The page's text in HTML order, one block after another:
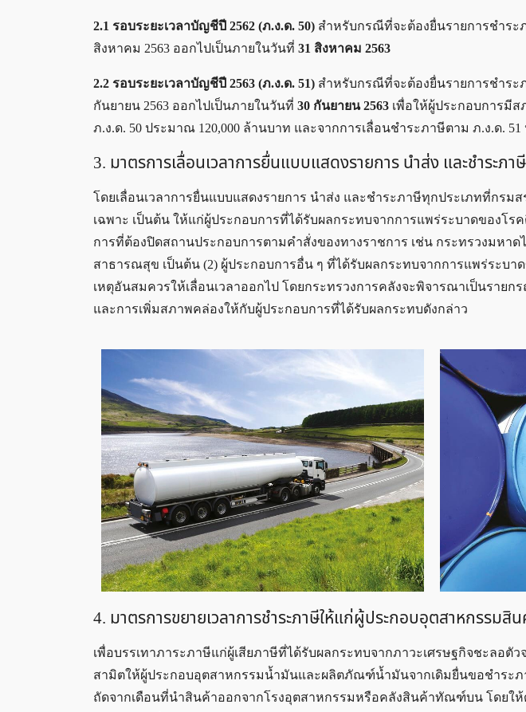
2.1 รอบระยะเวลาบัญชีปี 2562 (ภ.ง.ด. 50) สำหรับกรณีที่จะต้องยื่นรายการชำระ
สิงหาคม 2563 ออกไปเป็นภายในวันที่ 31 สิงหาคม 2563
2.2 รอบระยะเวลาบัญชีปี 2563 (ภ.ง.ด. 51) สำหรับกรณีที่จะต้องยื่นรายการชำระ
กันยายน 2563 ออกไปเป็นภายในวันที่ 30 กันยายน 2563 เพื่อให้ผู้ประกอบการมี
ภ.ง.ด. 50 ประมาณ 120,000 ล้านบาท และจากการเลื่อนชำระภาษีตาม ภ.ง.ด.
3. มาตรการเลื่อนเวลาการยื่นแบบแสดงรายการ นำส่ง และชำระภาษี
โดยเลื่อนเวลาการยื่นแบบแสดงรายการ นำส่ง และชำระภาษีทุกประเภทที่กรม
เฉพาะ เป็นต้น ให้แก่ผู้ประกอบการที่ได้รับผลกระทบจากการแพร่ระบาดของโรค
การที่ต้องปิดสถานประกอบการตามคำสั่งของทางราชการ เช่น กระทรวงมหา
สาธารณสุข เป็นต้น (2) ผู้ประกอบการอื่น ๆ ที่ได้รับผลกระทบจากการแพร่ระบา
เหตุอันสมควรให้เลื่อนเวลาออกไป โดยกระทรวงการคลังจะพิจารณาเป็นรายก
และการเพิ่มสภาพคล่องให้กับผู้ประกอบการที่ได้รับผลกระทบดังกล่าว
4. มาตรการขยายเวลาการชำระภาษีให้แก่ผู้ประกอบอุตสาหกรรม
เพื่อบรรเทาภาระภาษีแก่ผู้เสียภาษีที่ได้รับผลกระทบจากภาวะเศรษฐกิจชะลอตั
สามิตให้ผู้ประกอบอุตสาหกรรมน้ำมันและผลิตภัณฑ์น้ำมันจากเดิมยื่นขอชำระภ
ถัดจากเดือนที่นำสินค้าออกจากโรงอุตสาหกรรมหรือคลังสินค้าทัณฑ์บน โดยให้ด